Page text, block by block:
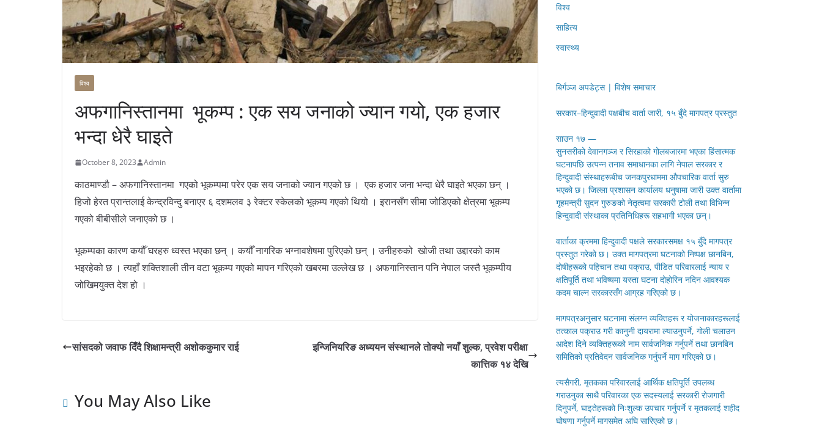
विश्व
अफगानिस्तानमा भूकम्प : एक सय जनाको ज्यान गयो, एक हजार
भन्दा धेरै घाइते
October 8, 2023 Admin
काठमाण्डौ – अफगानिस्तानमा गएको भूकम्पमा परेर एक सय जनाको ज्यान गएको छ । एक हजार जना भन्दा धेरै घाइते भएका छन् ।
हिजो हेरत प्रान्तलाई केन्द्रविन्दु बनाएर ६ दशमलव ३ रेक्टर स्केलको भूकम्प गएको थियो । इरानसँग सीमा जोडिएको क्षेत्रमा भूकम्प
गएको बीबीसीले जनाएको छ ।
भूकम्पका कारण कयौँ घरहरु ध्वस्त भएका छन् । कयौँ नागरिक भग्नावशेषमा पुरिएको छन् । उनीहरुको खोजी तथा उद्दारको काम
भइरहेको छ । त्यहाँ शक्तिशाली तीन वटा भूकम्प गएको मापन गरिएको खबरमा उल्लेख छ । अफगानिस्तान पनि नेपाल जस्तै भूकम्पीय
जोखिमयुक्त देश हो ।
सांसदको जवाफ दिँदै शिक्षामन्त्री अशोककुमार राई
इन्जिनियरिङ अध्ययन संस्थानले तोक्यो नयाँ शुल्क, प्रवेश परीक्षा
कात्तिक १४ देखि
You May Also Like
विश्व
साहित्य
स्वास्थ्य
बिर्गञ्ज अपडेट्स | विशेष समाचार
सरकार–हिन्दुवादी पक्षबीच वार्ता जारी, १५ बुँदे मागपत्र प्रस्तुत
साउन १७ —
सुनसरीको देवानगञ्ज र सिरहाको गोलबजारमा भएका हिंसात्मक
घटनापछि उत्पन्न तनाव समाधानका लागि नेपाल सरकार र
हिन्दुवादी संस्थाहरूबीच जनकपुरधाममा औपचारिक वार्ता सुरु
भएको छ। जिल्ला प्रशासन कार्यालय धनुषामा जारी उक्त वार्तामा
गृहमन्त्री सुदन गुरुङको नेतृत्वमा सरकारी टोली तथा विभिन्न
हिन्दुवादी संस्थाका प्रतिनिधिहरू सहभागी भएका छन्।
वार्ताका क्रममा हिन्दुवादी पक्षले सरकारसमक्ष १५ बुँदे मागपत्र
प्रस्तुत गरेको छ। उक्त मागपत्रमा घटनाको निष्पक्ष छानबिन,
दोषीहरूको पहिचान तथा पक्राउ, पीडित परिवारलाई न्याय र
क्षतिपूर्ति तथा भविष्यमा यस्ता घटना दोहोरिन नदिन आवश्यक
कदम चाल्न सरकारसँग आग्रह गरिएको छ।
मागपत्रअनुसार घटनामा संलग्न व्यक्तिहरू र योजनाकारहरूलाई
तत्काल पक्राउ गरी कानुनी दायरामा ल्याउनुपर्ने, गोली चलाउन
आदेश दिने व्यक्तिहरूको नाम सार्वजनिक गर्नुपर्ने तथा छानबिन
समितिको प्रतिवेदन सार्वजनिक गर्नुपर्ने माग गरिएको छ।
त्यसैगरी, मृतकका परिवारलाई आर्थिक क्षतिपूर्ति उपलब्ध
गराउनुका साथै परिवारका एक सदस्यलाई सरकारी रोजगारी
दिनुपर्ने, घाइतेहरूको निःशुल्क उपचार गर्नुपर्ने र मृतकलाई शहीद
घोषणा गर्नुपर्ने मागसमेत अघि सारिएको छ।